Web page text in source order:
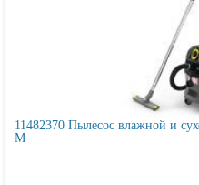
11482370 Пылесос влажной и
M